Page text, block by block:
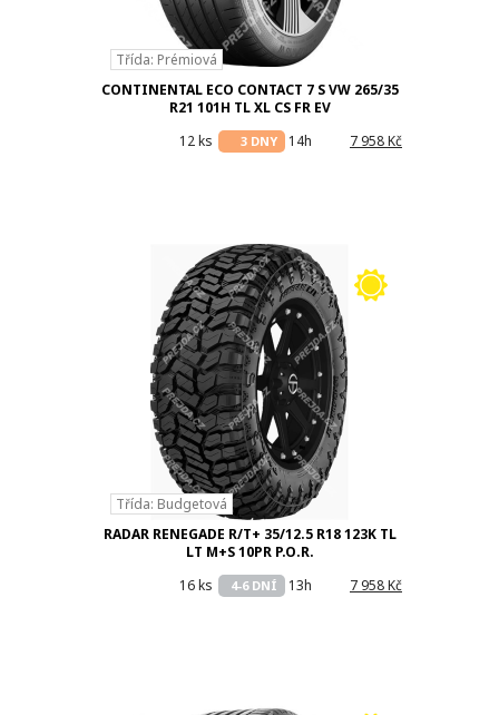
Třída: Prémiová
CONTINENTAL ECO CONTACT 7 S VW 265/35
R21 101H TL XL CS FR EV
7 958 Kč
14h
3 DNY
12 ks
Třída: Budgetová
RADAR RENEGADE R/T+ 35/12.5 R18 123K TL
LT M+S 10PR P.O.R.
7 958 Kč
13h
4-6 DNÍ
16 ks